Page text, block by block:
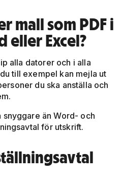
mall som PDF i
eller Excel?
alla datorer och i alla
till exempel kan mejla ut
du ska anställa och
än Word- och
för utskrift.